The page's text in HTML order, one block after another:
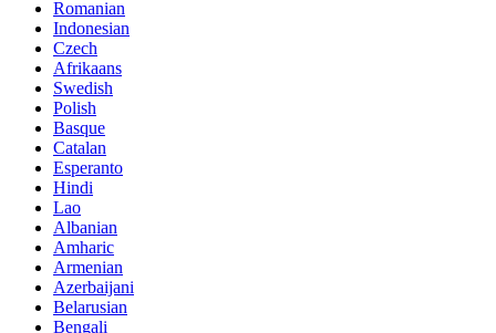
Romanian
Indonesian
Czech
Afrikaans
Swedish
Polish
Basque
Catalan
Esperanto
Hindi
Lao
Albanian
Amharic
Armenian
Azerbaijani
Belarusian
Bengali